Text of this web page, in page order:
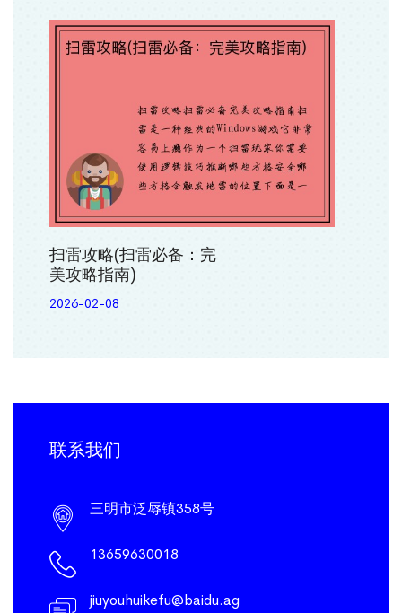
扫雷攻略(扫雷必备：完
美攻略指南)
2026-02-08
联系我们
三明市泛辱镇358号
13659630018
jiuyouhuikefu@baidu.ag